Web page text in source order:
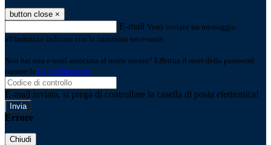
button close ×
E-mail Verrà inviato un messaggio
all'indirizzo indicato con le istruzioni necessarie.
Non hai una e-mail associata al nome utente? Effettua il reset della password
tramite la Login Spaggiari
E-mail inviata, si prega di controllare la casella di posta elettronica!
Errore
Chiudi